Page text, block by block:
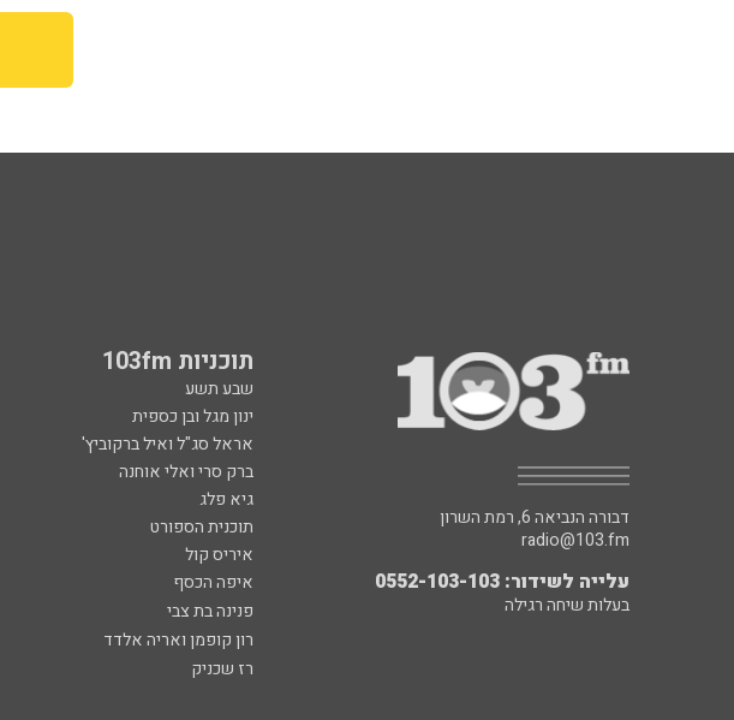
תוכניות 103fm
שבע תשע
ינון מגל ובן כספית
אראל סג"ל ואיל ברקוביץ'
ברק סרי ואלי אוחנה
גיא פלג
תוכנית הספורט
איריס קול
איפה הכסף
פנינה בת צבי
רון קופמן ואריה אלדד
רז שכניק
דבורה הנביאה 6, רמת השרון
radio@103.fm
עלייה לשידור: 0552-103-103
בעלות שיחה רגילה